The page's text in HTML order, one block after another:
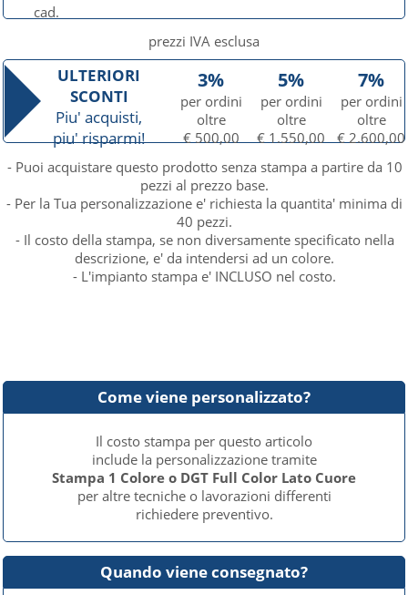
cad.
prezzi IVA esclusa
ULTERIORI
SCONTI
Piu' acquisti,
piu' risparmi!
3%
per ordini
oltre
€ 500,00
5%
per ordini
oltre
€ 1.550,00
7%
per ordini
oltre
€ 2.600,00
- Puoi acquistare questo prodotto senza stampa a partire da 10
pezzi al prezzo base.
- Per la Tua personalizzazione e' richiesta la quantita' minima di
40 pezzi.
- Il costo della stampa, se non diversamente specificato nella
descrizione, e' da intendersi ad un colore.
- L'impianto stampa e' INCLUSO nel costo.
Come viene personalizzato?
Il costo stampa per questo articolo
include la personalizzazione tramite
Stampa 1 Colore o DGT Full Color Lato Cuore
per altre tecniche o lavorazioni differenti
richiedere preventivo.
Quando viene consegnato?